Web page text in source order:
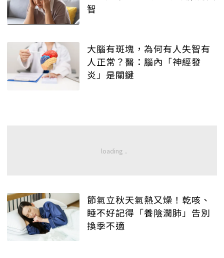
智
大腦有斑塊，為何有人失智有
人正常？醫：腦內「神經發
炎」是關鍵
節氣立秋天氣熱又燥！乾咳、
睡不好記得「養陰潤肺」告別
換季不適